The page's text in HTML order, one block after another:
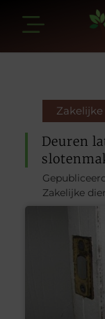
Deuren
Zakelijke